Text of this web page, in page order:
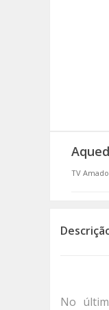
(RE)
TV
No